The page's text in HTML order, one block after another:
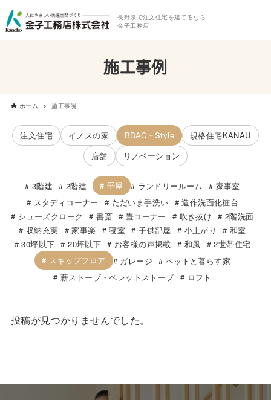
長野県で注文住宅を建てるなら
金子工務店
施工事例
ホーム 施工事例
注文住宅 イノスの家 BDAC＝Style
規格住宅KANAU
店舗
リノベーション
3階建 2階建 平屋 ランドリールーム
家事室
スタディコーナー
ただいま手洗い
造作洗面化粧台
シューズクローク
書斎 畳コーナー 吹き抜け
2階洗面
収納充実
家事楽 寝室 子供部屋 小上がり
和室
30坪以下
20坪以下 お客様の声掲載 和風
2世帯住宅
スキップフロア
ガレージ
ペットと暮らす家
薪ストーブ・ペレットストーブ
ロフト
投稿が見つかりませんでした。